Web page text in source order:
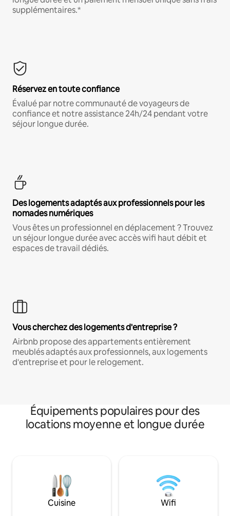
supplémentaires.*
Réservez en toute confiance
Évalué par notre communauté de voyageurs de
confiance et notre assistance 24h/24 pendant votre
séjour longue durée.
Des logements adaptés aux professionnels pour les
nomades numériques
Vous êtes un professionnel en déplacement ? Trouvez
un séjour longue durée avec accès wifi haut débit et
espaces de travail dédiés.
Vous cherchez des logements d'entreprise ?
Airbnb propose des appartements entièrement
meublés adaptés aux professionnels, aux logements
d'entreprise et pour le relogement.
Équipements populaires pour des
locations moyenne et longue durée
Cuisine Wifi